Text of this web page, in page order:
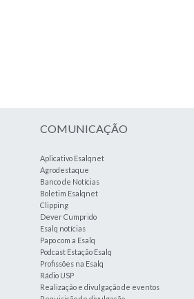
COMUNICAÇÃO
Aplicativo Esalqnet
Agrodestaque
Banco de Notícias
Boletim Esalqnet
Clipping
Dever Cumprido
Esalq notícias
Papo com a Esalq
Podcast Estação Esalq
Profissões na Esalq
Rádio USP
Realização e divulgação de eventos